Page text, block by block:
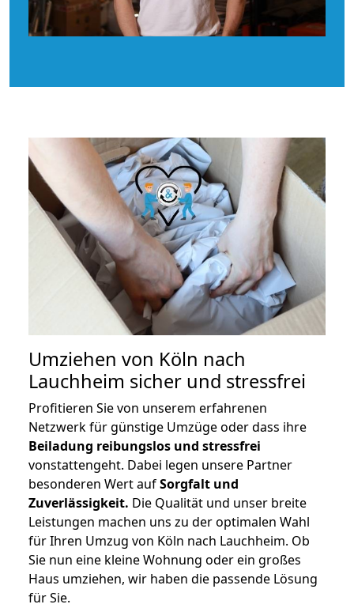
Umziehen von Köln nach
Lauchheim sicher und stressfrei
Profitieren Sie von unserem erfahrenen
Netzwerk für günstige Umzüge oder dass ihre
Beiladung reibungslos und stressfrei
vonstattengeht. Dabei legen unsere Partner
besonderen Wert aufSorgfalt und
Zuverlässigkeit. Die Qualität und unser breite
Leistungen machen uns zu der optimalen Wahl
für Ihren Umzug von Köln nach Lauchheim. Ob
Sie nun eine kleine Wohnung oder ein großes
Haus umziehen, wir haben die passende Lösung
für Sie.